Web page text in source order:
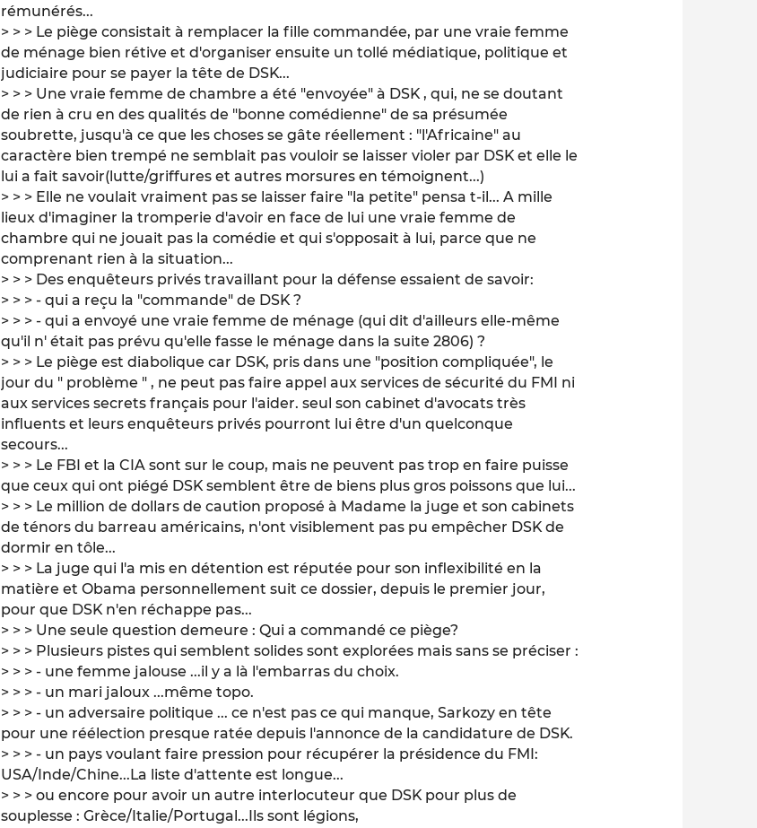
rémunérés...
> > > Le piège consistait à remplacer la fille commandée, par une vraie femme
de ménage bien rétive et d'organiser ensuite un tollé médiatique, politique et
judiciaire pour se payer la tête de DSK...
> > > Une vraie femme de chambre a été "envoyée" à DSK , qui, ne se doutant
de rien à cru en des qualités de "bonne comédienne" de sa présumée
soubrette, jusqu'à ce que les choses se gâte réellement : "l'Africaine" au
caractère bien trempé ne semblait pas vouloir se laisser violer par DSK et elle le
lui a fait savoir(lutte/griffures et autres morsures en témoignent...)
> > > Elle ne voulait vraiment pas se laisser faire "la petite" pensa t-il... A mille
lieux d'imaginer la tromperie d'avoir en face de lui une vraie femme de
chambre qui ne jouait pas la comédie et qui s'opposait à lui, parce que ne
comprenant rien à la situation...
> > > Des enquêteurs privés travaillant pour la défense essaient de savoir:
> > > - qui a reçu la "commande" de DSK ?
> > > - qui a envoyé une vraie femme de ménage (qui dit d'ailleurs elle-même
qu'il n' était pas prévu qu'elle fasse le ménage dans la suite 2806) ?
> > > Le piège est diabolique car DSK, pris dans une "position compliquée", le
jour du " problème " , ne peut pas faire appel aux services de sécurité du FMI ni
aux services secrets français pour l'aider. seul son cabinet d'avocats très
influents et leurs enquêteurs privés pourront lui être d'un quelconque
secours...
> > > Le FBI et la CIA sont sur le coup, mais ne peuvent pas trop en faire puisse
que ceux qui ont piégé DSK semblent être de biens plus gros poissons que lui...
> > > Le million de dollars de caution proposé à Madame la juge et son cabinets
de ténors du barreau américains, n'ont visiblement pas pu empêcher DSK de
dormir en tôle...
> > > La juge qui l'a mis en détention est réputée pour son inflexibilité en la
matière et Obama personnellement suit ce dossier, depuis le premier jour,
pour que DSK n'en réchappe pas...
> > > Une seule question demeure : Qui a commandé ce piège?
> > > Plusieurs pistes qui semblent solides sont explorées mais sans se préciser :
> > > - une femme jalouse ...il y a là l'embarras du choix.
> > > - un mari jaloux ...même topo.
> > > - un adversaire politique ... ce n'est pas ce qui manque, Sarkozy en tête
pour une réélection presque ratée depuis l'annonce de la candidature de DSK.
> > > - un pays voulant faire pression pour récupérer la présidence du FMI:
USA/Inde/Chine...La liste d'attente est longue...
> > > ou encore pour avoir un autre interlocuteur que DSK pour plus de
souplesse : Grèce/Italie/Portugal...Ils sont légions,